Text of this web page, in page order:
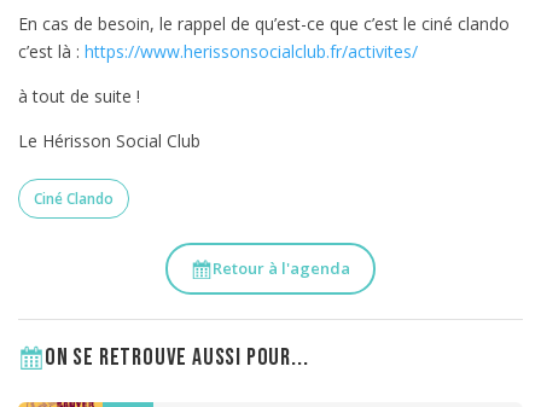
En cas de besoin, le rappel de qu’est-ce que c’est le ciné clando
c’est là : https://www.herissonsocialclub.fr/activites/
à tout de suite !
Le Hérisson Social Club
Ciné Clando
Retour à l'agenda
On se retrouve aussi pour...